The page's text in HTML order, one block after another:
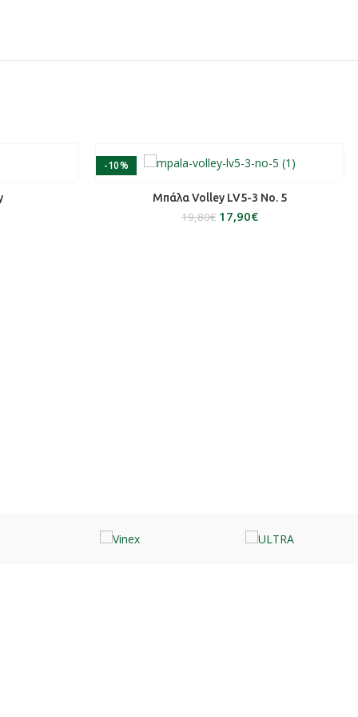
-10%
ΠΡΟΣΘΉΚΗ ΣΤΟ ΚΑΛΆΘΙ
Μπάλα Volley LV5-3 No. 5
19,80€ 17,90€